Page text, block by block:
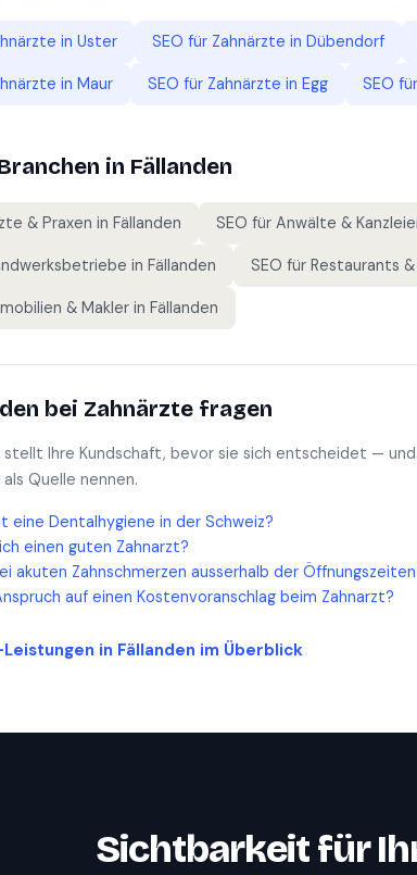
in Uster SEO für Zahnärzte in Dübendorf
in Maur SEO für Zahnärzte in Egg SEO für
in Fällanden
& Praxen in Fällanden SEO für Anwälte &
in Fällanden SEO für Restaurants
& Makler in Fällanden
bei Zahnärzte fragen
stellt Ihre Kundschaft, bevor sie sich entscheidet —
Quelle nennen.
eine Dentalhygiene in der Schweiz?
einen guten Zahnarzt?
akuten Zahnschmerzen ausserhalb der
auf einen Kostenvoranschlag beim Zahnarzt?
in Fällanden im Überblick
Sichtbarkeit für